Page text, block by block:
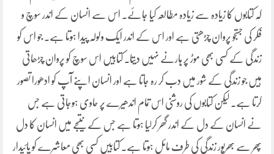
کہ کتابوں کا زیادہ سے زیادہ مطالعہ کیا جائے۔ اس سے انسان کے اندر سوچ و
فکر کی جستجو پروان چڑھتی ہے اور اس کے اندر ایک ولولہ پیدا ہوتا ہے۔ جو اس کو
زندگی کے کسی بھی موڑ پر ہارنے نہیں دیتا۔ کتابیں اس سوچ کو پروان چڑھاتی
ہیں جو زندگی کے شور میں دب کر رہ جاتا ہے اور انسان اپنے آپ کو ادھورا تصور
کرتا ہے۔ لیکن کتابوں کی روشنی اس تمام اندھیرے پر حاوی ہوجاتی ہے جس
نے انسان کے دل کے اندر گھر کرلیا ہوتا ہے جس کے نتیجے میں انسان کا دل
پھر سے بھرپور زندگی کی طرف مائل ہوتا ہے۔ کتابیں کسی بھی معاشرے کو پائیدار